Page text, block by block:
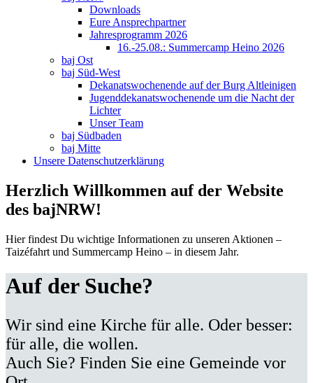
Downloads
Eure Ansprechpartner
Jahresprogramm 2026
16.-25.08.: Summercamp Heino 2026
baj Ost
baj Süd-West
Dekanatswochenende auf der Burg Altleinigen
Jugenddekanatswochenende um die Nacht der
Lichter
Unser Team
baj Südbaden
baj Mitte
Unsere Datenschutzerklärung
Herzlich Willkommen auf der Website
des bajNRW!
Hier findest Du wichtige Informationen zu unseren Aktionen –
Taizéfahrt und Summercamp Heino – in diesem Jahr.
Auf der Suche?
Wir sind eine Kirche für alle. Oder besser:
für alle, die wollen.
Auch Sie? Finden Sie eine Gemeinde vor